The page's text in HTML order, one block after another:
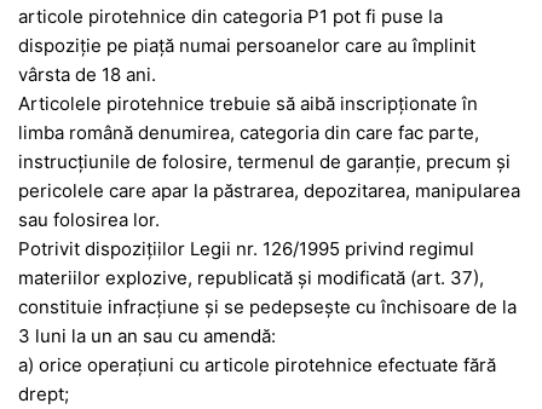
articole pirotehnice din categoria P1 pot fi puse la
dispoziţie pe piaţă numai persoanelor care au împlinit
vârsta de 18 ani.
Articolele pirotehnice trebuie să aibă inscripţionate în
limba română denumirea, categoria din care fac parte,
instrucţiunile de folosire, termenul de garanţie, precum şi
pericolele care apar la păstrarea, depozitarea, manipularea
sau folosirea lor.
Potrivit dispoziţiilor Legii nr. 126/1995 privind regimul
materiilor explozive, republicată şi modificată (art. 37),
constituie infracţiune şi se pedepseşte cu închisoare de la
3 luni la un an sau cu amendă:
a) orice operaţiuni cu articole pirotehnice efectuate fără
drept;